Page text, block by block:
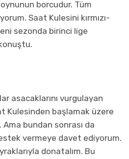
borcudur. Tüm
Saat Kulesini kırmızı-
sezonda birinci lige
asacaklarını vurgulayan
Kulesinden başlamak üzere
Ama bundan sonrası da
vermeye davet ediyorum.
donatalım. Bu